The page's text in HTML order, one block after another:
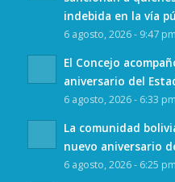
indebida en la vía
6 agosto, 2026 - 9:47 pm
El Concejo
aniversario del
6 agosto, 2026 - 6:33 pm
La comunidad
nuevo aniversario
6 agosto, 2026 - 6:25 pm